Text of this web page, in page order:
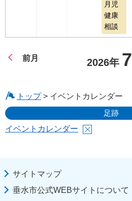
月児
健康
相談
前月 2026年 7
トップ> イベントカレンダー
足跡
イベントカレンダー
サイトマップ
垂水市公式WEBサイトについて